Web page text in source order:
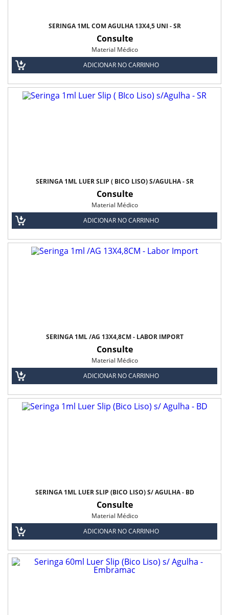
SERINGA 1ML COM AGULHA 13X4,5 UNI - SR
Consulte
Material Médico
ADICIONAR NO CARRINHO
SERINGA 1ML LUER SLIP ( BICO LISO) S/AGULHA - SR
Consulte
Material Médico
ADICIONAR NO CARRINHO
SERINGA 1ML /AG 13X4,8CM - LABOR IMPORT
Consulte
Material Médico
ADICIONAR NO CARRINHO
SERINGA 1ML LUER SLIP (BICO LISO) S/ AGULHA - BD
Consulte
Material Médico
ADICIONAR NO CARRINHO